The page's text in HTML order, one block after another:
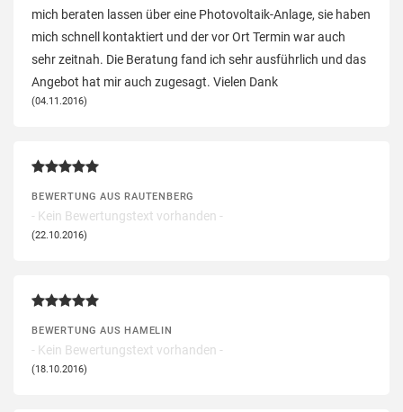
mich beraten lassen über eine Photovoltaik-Anlage, sie haben
mich schnell kontaktiert und der vor Ort Termin war auch
sehr zeitnah. Die Beratung fand ich sehr ausführlich und das
Angebot hat mir auch zugesagt. Vielen Dank
(04.11.2016)
BEWERTUNG AUS RAUTENBERG
- Kein Bewertungstext vorhanden -
(22.10.2016)
BEWERTUNG AUS HAMELIN
- Kein Bewertungstext vorhanden -
(18.10.2016)